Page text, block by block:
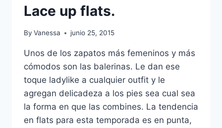
Lace up flats.
By Vanessa junio 25, 2015
Unos de los zapatos más femeninos y más
cómodos son las balerinas. Le dan ese
toque ladylike a cualquier outfit y le
agregan delicadeza a los pies sea cual sea
la forma en que las combines. La tendencia
en flats para esta temporada es en punta,